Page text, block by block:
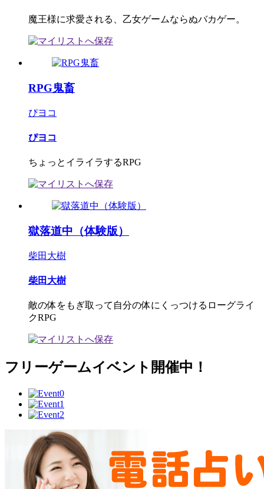
魔王様に求愛される、乙女ゲームならぬバカゲー。
RPG鬼畜
ぴヨコ
ぴヨコ
ちょっとイライラするRPG
獄落道中（体験版）
柴田大樹
柴田大樹
敵の体をもぎ取って自分の体にくっつけるローグライ
クRPG
フリーゲームイベント開催中！